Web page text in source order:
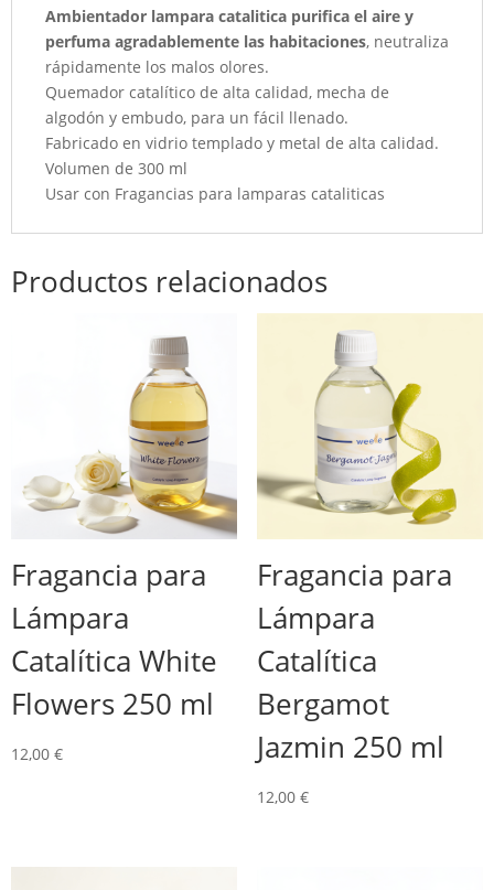
Ambientador lampara catalitica purifica el aire y
perfuma agradablemente las habitaciones, neutraliza
rápidamente los malos olores.
Quemador catalítico de alta calidad, mecha de
algodón y embudo, para un fácil llenado.
Fabricado en vidrio templado y metal de alta calidad.
Volumen de 300 ml
Usar con Fragancias para lamparas cataliticas
Productos relacionados
Fragancia para
Lámpara
Catalítica White
Flowers 250 ml
12,00 €
Fragancia para
Lámpara
Catalítica
Bergamot
Jazmin 250 ml
12,00 €